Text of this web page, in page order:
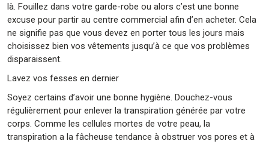
là. Fouillez dans votre garde-robe ou alors c’est une bonne
excuse pour partir au centre commercial afin d’en acheter. Cela
ne signifie pas que vous devez en porter tous les jours mais
choisissez bien vos vêtements jusqu’à ce que vos problèmes
disparaissent.
Lavez vos fesses en dernier
Soyez certains d’avoir une bonne hygiène. Douchez-vous
régulièrement pour enlever la transpiration générée par votre
corps. Comme les cellules mortes de votre peau, la
transpiration a la fâcheuse tendance à obstruer vos pores et à